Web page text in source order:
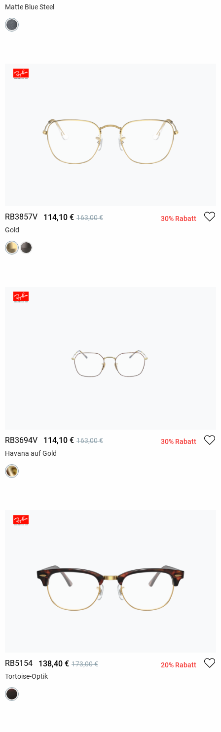
Matte Blue Steel
RB3857V 114,10 € 163,00 €
30% Rabatt
Gold
RB3694V 114,10 € 163,00 €
30% Rabatt
Havana auf Gold
RB5154 138,40 € 173,00 €
20% Rabatt
Tortoise-Optik